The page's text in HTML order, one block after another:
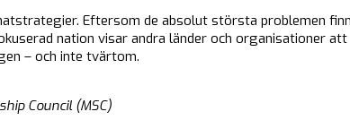
Eftersom de absolut största problemen
nation visar andra länder och organisationer
– och inte tvärtom.
Council (MSC)